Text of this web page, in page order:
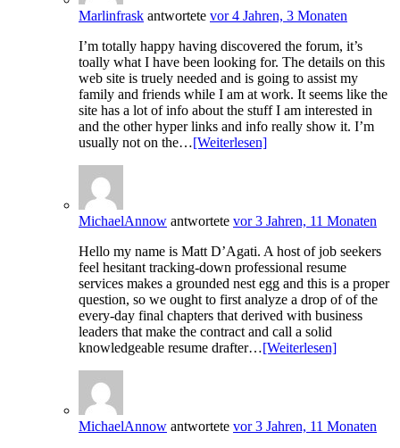
Marlinfrask antwortete vor 4 Jahren, 3 Monaten
I’m totally happy having discovered the forum, it’s
toally what I have been looking for. The details on this
web site is truely needed and is going to assist my
family and friends while I am at work. It seems like the
site has a lot of info about the stuff I am interested in
and the other hyper links and info really show it. I’m
usually not on the…[Weiterlesen]
MichaelAnnow antwortete vor 3 Jahren, 11 Monaten
Hello my name is Matt D’Agati. A host of job seekers
feel hesitant tracking-down professional resume
services makes a grounded nest egg and this is a proper
question, so we ought to first analyze a drop of of the
every-day final chapters that derived with business
leaders that make the contract and call a solid
knowledgeable resume drafter…[Weiterlesen]
MichaelAnnow antwortete vor 3 Jahren, 11 Monaten